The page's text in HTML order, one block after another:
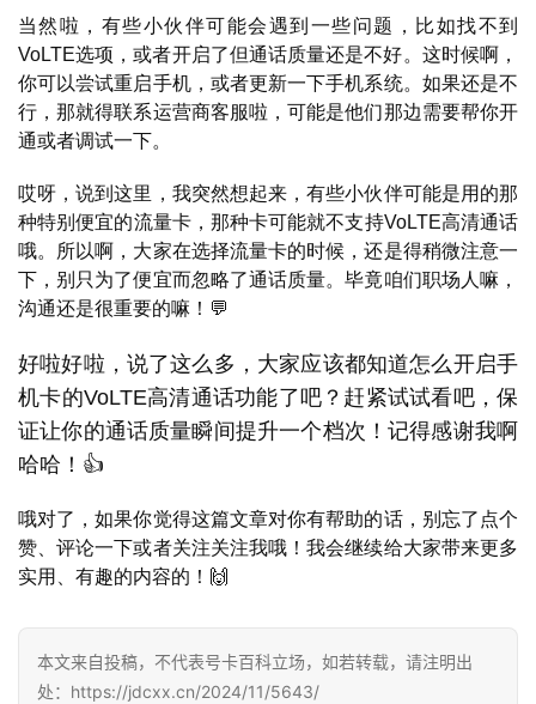
首
页
号
卡
百
科
防
诈
知
识
行
业
资
讯
流
量
投稿
当然啦，有些小伙伴可能会遇到一些问题，比如找不到
VoLTE选项，或者开启了但通话质量还是不好。这时候啊，
你可以尝试重启手机，或者更新一下手机系统。如果还是不
行，那就得联系运营商客服啦，可能是他们那边需要帮你开
通或者调试一下。
哎呀，说到这里，我突然想起来，有些小伙伴可能是用的那
种特别便宜的流量卡，那种卡可能就不支持VoLTE高清通话
哦。所以啊，大家在选择流量卡的时候，还是得稍微注意一
下，别只为了便宜而忽略了通话质量。毕竟咱们职场人嘛，
沟通还是很重要的嘛！💬
好啦好啦，说了这么多，大家应该都知道怎么开启手
机卡的VoLTE高清通话功能了吧？赶紧试试看吧，保
证让你的通话质量瞬间提升一个档次！记得感谢我啊
哈哈！👍
哦对了，如果你觉得这篇文章对你有帮助的话，别忘了点个
赞、评论一下或者关注关注我哦！我会继续给大家带来更多
实用、有趣的内容的！🙌
本文来自投稿，不代表号卡百科立场，如若转载，请注明出
处：https://jdcxx.cn/2024/11/5643/